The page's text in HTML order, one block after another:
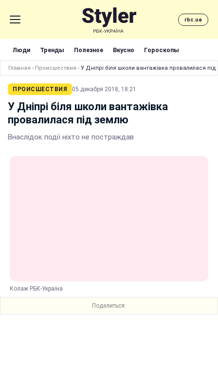
rbc.ua
Люди Тренды Полезное Вкусно Гороскопы
Главная › Происшествия › У Дніпрі біля школи вантажівка провалилася
ПРОИСШЕСТВИЯ 05 декабря 2018, 18:21
У Дніпрі біля школи вантажівка
провалилася під землю
Внаслідок події ніхто не постраждав
Колаж РБК-Україна
Поделиться: